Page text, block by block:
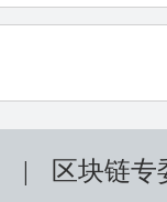
|
区块链专